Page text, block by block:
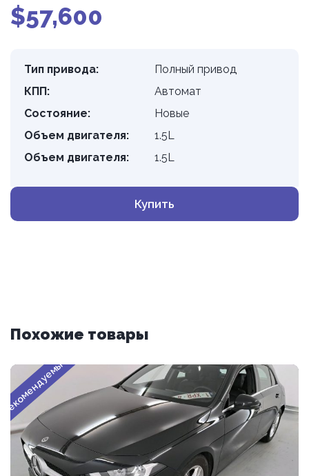
$57,600
Тип привода:
Полный привод
КПП:
Автомат
Состояние:
Новые
Объем двигателя:
1.5L
Объем двигателя:
1.5L
Купить
Похожие товары
Рекомендуемые